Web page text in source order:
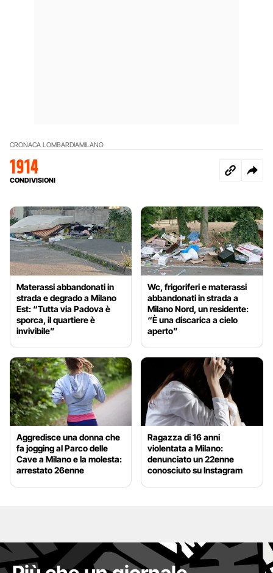
CRONACA LOMBARDIAMILANO
1914
CONDIVISIONI
Materassi abbandonati in
strada e degrado a Milano
Est: “Tutta via Padova è
sporca, il quartiere è
invivibile”
Wc, frigoriferi e materassi
abbandonati in strada a
Milano Nord, un residente:
“È una discarica a cielo
aperto”
Aggredisce una donna che
fa jogging al Parco delle
Cave a Milano e la molesta:
arrestato 26enne
Ragazza di 16 anni
violentata a Milano:
denunciato un 22enne
conosciuto su Instagram